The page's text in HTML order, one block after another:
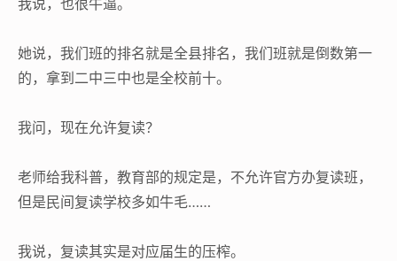
我说，也很牛逼。
她说，我们班的排名就是全县排名，我们班就是倒数第一
的，拿到二中三中也是全校前十。
我问，现在允许复读？
老师给我科普，教育部的规定是，不允许官方办复读班，
但是民间复读学校多如牛毛……
我说，复读其实是对应届生的压榨。